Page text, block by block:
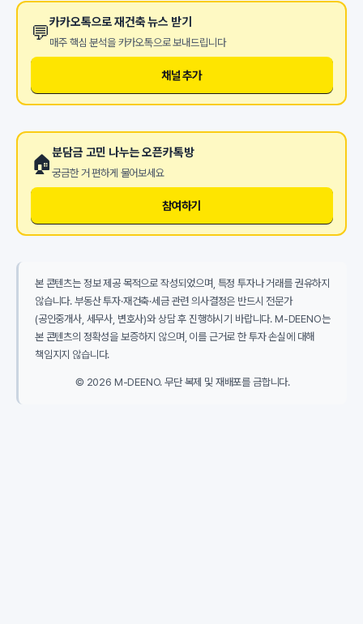
💬카카오톡으로 재건축 뉴스 받기
매주 핵심 분석을 카카오톡으로 보내드립니다
채널 추가
🏠분담금 고민 나누는 오픈카톡방
궁금한 거 편하게 물어보세요
참여하기
본 콘텐츠는 정보 제공 목적으로 작성되었으며, 특정 투자나 거래를 권유하지
않습니다. 부동산 투자·재건축·세금 관련 의사결정은 반드시 전문가
(공인중개사, 세무사, 변호사)와 상담 후 진행하시기 바랍니다. M-DEENO는
본 콘텐츠의 정확성을 보증하지 않으며, 이를 근거로 한 투자 손실에 대해
책임지지 않습니다.
© 2026 M-DEENO. 무단 복제 및 재배포를 금합니다.